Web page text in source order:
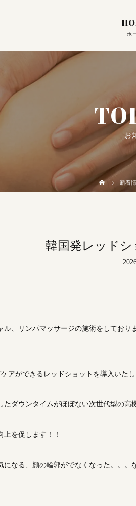
お
新着
韓国発レッド
、リンパマッサージの施術をしており
アができるレッドショットを導入いた
ダウンタイムがほぼない次世代型の高
を促します！！
なる、顔の輪郭がでなくなった。。。